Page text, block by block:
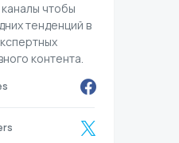
чтобы
тенденций в
контента.